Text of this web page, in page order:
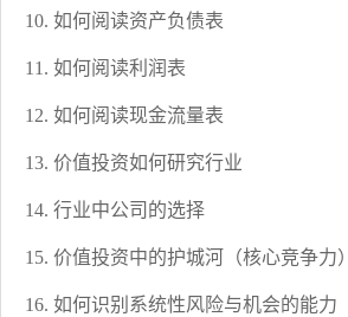
10. 如何阅读资产负债表
11. 如何阅读利润表
12. 如何阅读现金流量表
13. 价值投资如何研究行业
14. 行业中公司的选择
15. 价值投资中的护城河（核心竞争力）
16. 如何识别系统性风险与机会的能力